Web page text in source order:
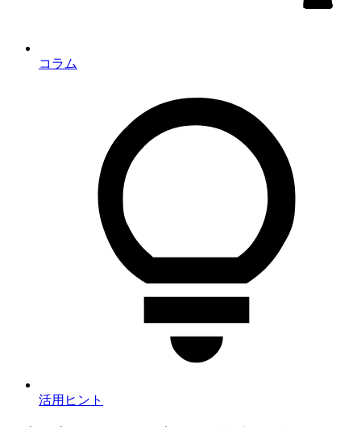
コラム
活用ヒント